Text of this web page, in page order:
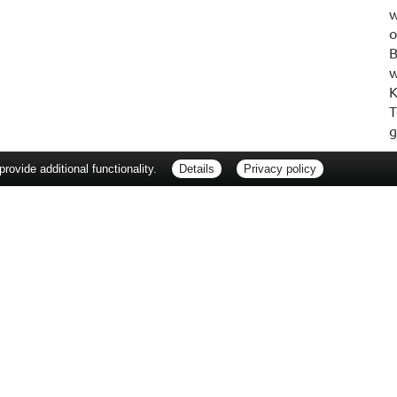
additional functionality. Details Privacy policy